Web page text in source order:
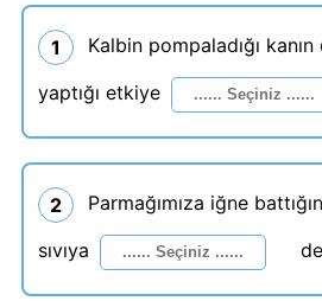
1
Kalbin pompaladığı kanın
yaptığı etkiye
2
Parmağımıza iğne
sıvıya